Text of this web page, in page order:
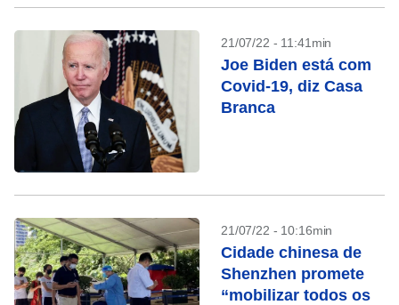
21/07/22 - 11:41min
Joe Biden está com
Covid-19, diz Casa
Branca
21/07/22 - 10:16min
Cidade chinesa de
Shenzhen promete
“mobilizar todos os